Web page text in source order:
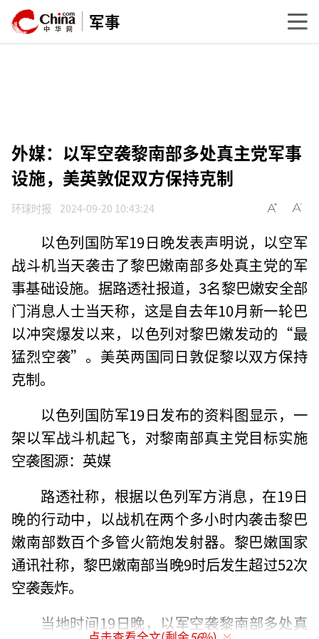
军事
外媒：以军空袭黎南部多处真主党军事
设施，美英敦促双方保持克制
环球时报 2024-09-20 10:43:24
以色列国防军19日晚发表声明说，以空军
战斗机当天袭击了黎巴嫩南部多处真主党的军
事基础设施。据路透社报道，3名黎巴嫩安全部
门消息人士当天称，这是自去年10月新一轮巴
以冲突爆发以来，以色列对黎巴嫩发动的“最
猛烈空袭”。美英两国同日敦促黎以双方保持
克制。
以色列国防军19日发布的资料图显示，一
架以军战斗机起飞，对黎南部真主党目标实施
空袭图源：英媒
路透社称，根据以色列军方消息，在19日
晚的行动中，以战机在两个多小时内袭击黎巴
嫩南部数百个多管火箭炮发射器。黎巴嫩国家
通讯社称，黎巴嫩南部当晚9时后发生超过52次
空袭轰炸。
当地时间19日晚，以军空袭黎南部多处真